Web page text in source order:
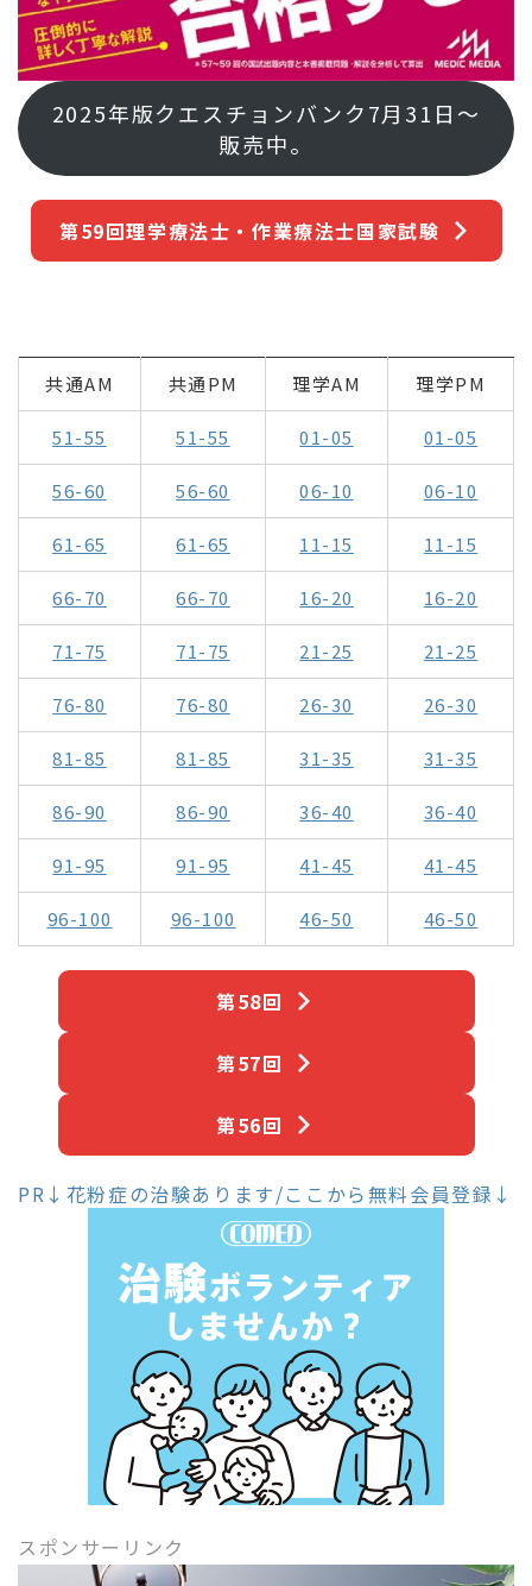
2025年版クエスチョンバンク7月31日～
販売中。
第59回理学療法士・作業療法士国家試験
共通AM 共通PM 理学AM 理学PM
51-55 51-55 01-05 01-05
56-60 56-60 06-10 06-10
61-65 61-65 11-15 11-15
66-70 66-70 16-20 16-20
71-75 71-75 21-25 21-25
76-80 76-80 26-30 26-30
81-85 81-85 31-35 31-35
86-90 86-90 36-40 36-40
91-95 91-95 41-45 41-45
96-100 96-100 46-50 46-50
第58回
第57回
第56回
PR↓花粉症の治験あります/ここから無料会員登録↓
スポンサーリンク